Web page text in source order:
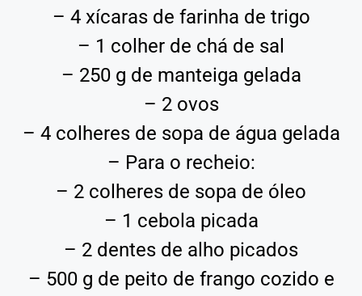
– 4 xícaras de farinha de trigo
– 1 colher de chá de sal
– 250 g de manteiga gelada
– 2 ovos
– 4 colheres de sopa de água gelada
– Para o recheio:
– 2 colheres de sopa de óleo
– 1 cebola picada
– 2 dentes de alho picados
– 500 g de peito de frango cozido e